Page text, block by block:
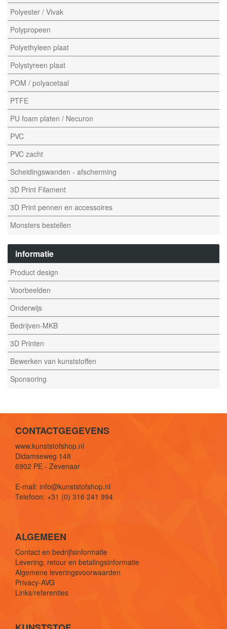
Polyester / Vivak
Polypropeen
Polyethyleen plaat
Polystyreen plaat
POM / polyacetaal
PTFE
PU foam platen / Necuron
PVC
PVC zacht
Scheidingswanden - afscherming
3D Print Filament
3D Print pennen en accessoires
Monsters bestellen
informatie
Product design
Voorbeelden
Onderwijs
Bedrijven-MKB
3D Printen
Bewerken van kunststoffen
Sponsoring
CONTACTGEGEVENS
www.kunststofshop.nl
Didamseweg 148
6902 PE - Zevenaar
E-mail: info@kunststofshop.nl
Telefoon: +31 (0) 316 241 994
ALGEMEEN
Contact en bedrijfsinformatie
Levering, retour en betalingsinformatie
Algemene leveringsvoorwaarden
Privacy-AVG
Links/referenties